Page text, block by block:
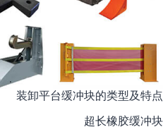
装卸平台缓冲块的类型及特点
超长橡胶缓冲块